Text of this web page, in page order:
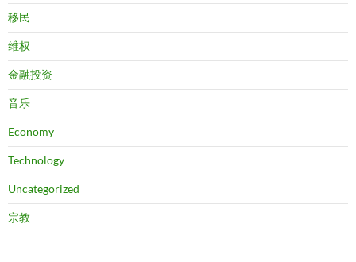
移民
维权
金融投资
音乐
Economy
Technology
Uncategorized
宗教